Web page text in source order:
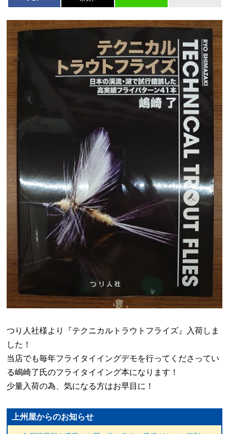
つり人社様より『テクニカルトラウトフライズ』入荷しま
した！
当店でも毎年フライタイイングデモを行ってくださってい
る嶋崎了氏のフライタイイング本になります！
少量入荷の為、気になる方はお早目に！
上州屋からのお知らせ